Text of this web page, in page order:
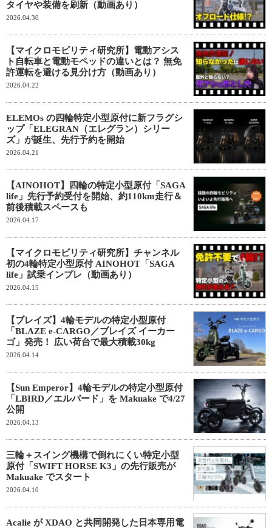
タイヤや装備を刷新（動画あり）
2026.04.30
【マイクロモビリティ研究所】電動アシス
ト自転車と電動モペッドの違いとは？ 無免
許運転を避ける見分け方（動画あり）
2026.04.22
ELEMOs の四輪特定小型原付に新フラグシ
ップ「ELEGRAN（エレグラン）シリー
ズ」が誕生、先行予約を開始
2026.04.21
【AINOHOT】四輪の特定小型原付「SAGA
life」先行予約受付を開始、約110km走行＆
前後積載スペースも
2026.04.17
【マイクロモビリティ研究所】チャンネル
初の4輪特定小型原付 AINOHOT「SAGA
life」試乗インプレ（動画あり）
2026.04.15
【ブレイズ】4輪モデルの特定小型原付
「BLAZE e-CARGO／ブレイズ イーカー
ゴ」発売！ 広い荷台で最大積載30kg
2026.04.14
【Sun Emperor】4輪モデルの特定小型原付
「LBIRD／エルバード」を Makuake で4/27
公開
2026.04.13
三輪＋スイング機構で倒れにくい特定小型
原付「SWIFT HORSE K3」の先行販売が
Makuake でスタート
2026.04.10
Acalie が XDAO と共同開発した日本専用電